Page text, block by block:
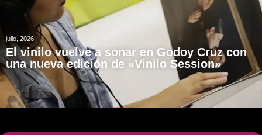
julio, 2026
El vinilo vuelve a sonar en Godoy Cruz con
una nueva edición de «Vinilo Session»